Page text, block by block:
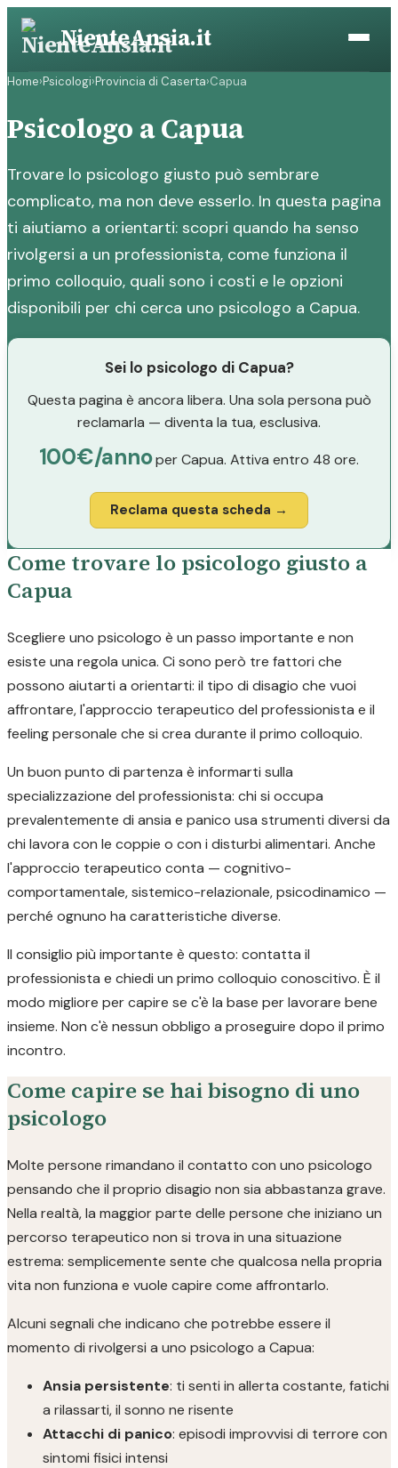
Vai
contenuto
NienteAnsia.it
Home›Psicologi›Provincia di Caserta›Capua
Psicologo a Capua
Trovare lo psicologo giusto può sembrare
complicato, ma non deve esserlo. In questa pagina
ti aiutiamo a orientarti: scopri quando ha senso
rivolgersi a un professionista, come funziona il
primo colloquio, quali sono i costi e le opzioni
disponibili per chi cerca uno psicologo a Capua.
Sei lo psicologo di Capua?
Questa pagina è ancora libera. Una sola persona può
reclamarla — diventa la tua, esclusiva.
100€/annoper Capua. Attiva entro 48 ore.
Reclama questa scheda →
Come trovare lo psicologo giusto a
Capua
Scegliere uno psicologo è un passo importante e non
esiste una regola unica. Ci sono però tre fattori che
possono aiutarti a orientarti: il tipo di disagio che vuoi
affrontare, l'approccio terapeutico del professionista e il
feeling personale che si crea durante il primo colloquio.
Un buon punto di partenza è informarti sulla
specializzazione del professionista: chi si occupa
prevalentemente di ansia e panico usa strumenti diversi da
chi lavora con le coppie o con i disturbi alimentari. Anche
l'approccio terapeutico conta — cognitivo-
comportamentale, sistemico-relazionale, psicodinamico —
perché ognuno ha caratteristiche diverse.
Il consiglio più importante è questo: contatta il
professionista e chiedi un primo colloquio conoscitivo. È il
modo migliore per capire se c'è la base per lavorare bene
insieme. Non c'è nessun obbligo a proseguire dopo il primo
incontro.
Come capire se hai bisogno di uno
psicologo
Molte persone rimandano il contatto con uno psicologo
pensando che il proprio disagio non sia abbastanza grave.
Nella realtà, la maggior parte delle persone che iniziano un
percorso terapeutico non si trova in una situazione
estrema: semplicemente sente che qualcosa nella propria
vita non funziona e vuole capire come affrontarlo.
Alcuni segnali che indicano che potrebbe essere il
momento di rivolgersi a uno psicologo a Capua:
Ansia persistente: ti senti in allerta costante, fatichi
a rilassarti, il sonno ne risente
Attacchi di panico: episodi improvvisi di terrore con
sintomi fisici intensi